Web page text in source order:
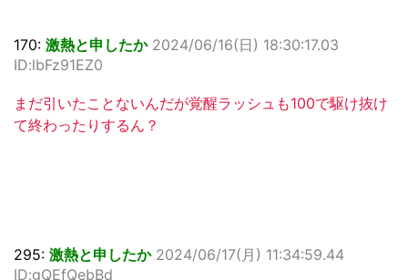
170: 激熱と申したか 2024/06/16(日) 18:30:17.03
ID:lbFz91EZ0
まだ引いたことないんだが覚醒ラッシュも100で駆け抜け
て終わったりするん？
295: 激熱と申したか 2024/06/17(月) 11:34:59.44
ID:gQEfQebBd